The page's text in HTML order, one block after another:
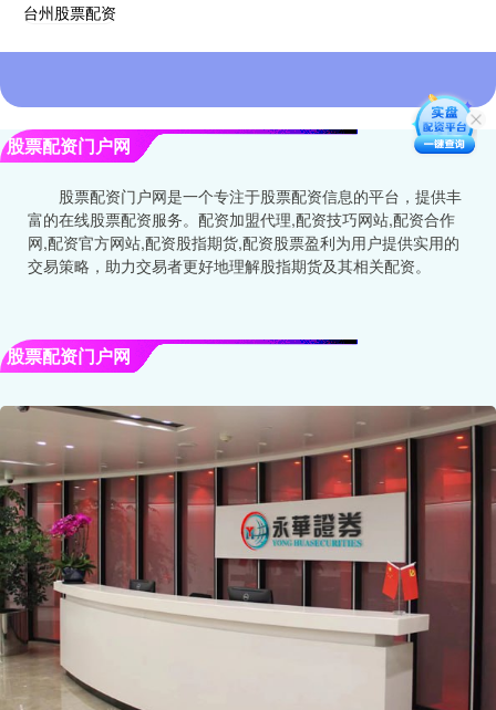
台州股票配资
股票配资门户网
股票配资门户网是一个专注于股票配资信息的平台，提供丰
富的在线股票配资服务。配资加盟代理,配资技巧网站,配资合作
网,配资官方网站,配资股指期货,配资股票盈利为用户提供实用的
交易策略，助力交易者更好地理解股指期货及其相关配资。
股票配资门户网